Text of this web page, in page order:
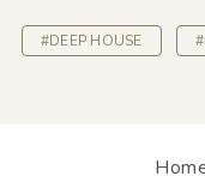
#DEEP HOUSE